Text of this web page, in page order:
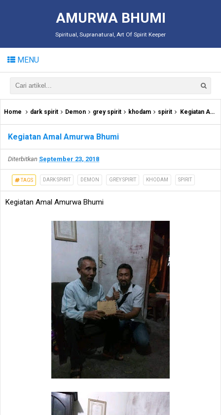
AMURWA BHUMI
Spiritual, Supranatural, Art Of Spirit Keeper
MENU
Home dark spirit Demon grey spirit khodam spirit Kegiatan Amal Amurwa Bhumi
Kegiatan Amal Amurwa Bhumi
Diterbitkan September 23, 2018
TAGS DARK SPIRIT DEMON GREY SPIRIT KHODAM SPIRIT
Kegiatan Amal Amurwa Bhumi